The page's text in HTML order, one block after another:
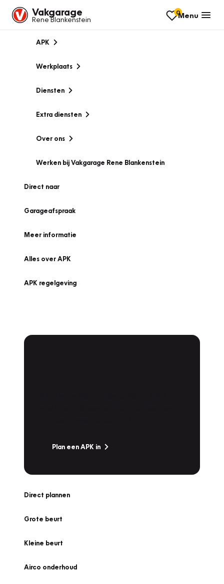
Vakgarage
Rene Blankenstein
0Menu
APK
Werkplaats
Diensten
Extra diensten
Over ons
Werken bij Vakgarage Rene Blankenstein
Direct naar
Garageafspraak
Meer informatie
Alles over APK
APK regelgeving
Plan een APK in
Direct plannen
Grote beurt
Kleine beurt
Airco onderhoud